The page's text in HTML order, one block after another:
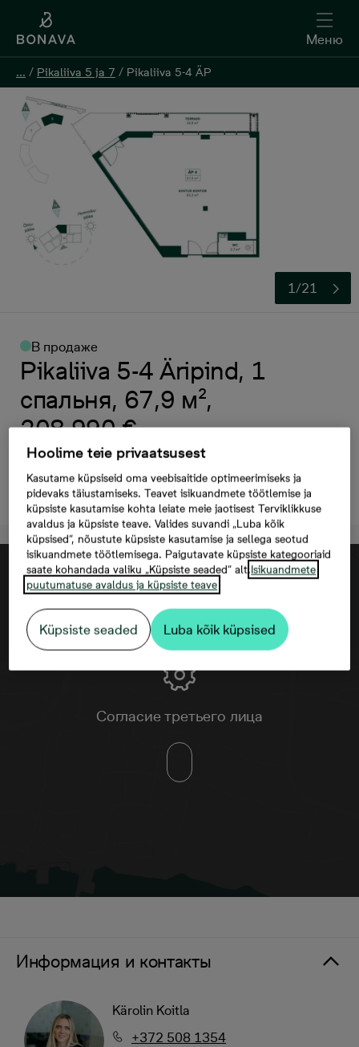
Меню
... / Pikaliiva 5 ja 7 / Pikaliiva 5-4 ÄP
1/21
В продаже
Pikaliiva 5-4 Äripind, 1
спальня, 67,9 м²,
208 990 €
Oставить контактную информацию
Меню
... / Pikaliiva 5 ja 7 / Pikaliiva 5-4 ÄP
Oставить контактную информацию
Согласие третьего лица
Информация и контакты
Kärolin Koitla
+372 508 1354
Hoolime teie privaatsusest
Kasutame küpsiseid oma veebisaitide optimeerimiseks ja
pidevaks täiustamiseks. Teavet isikuandmete töötlemise ja
küpsiste kasutamise kohta leiate meie jaotisest Terviklikkuse
avaldus ja küpsiste teave. Valides suvandi „Luba kõik
küpsised“, nõustute küpsiste kasutamise ja sellega seotud
isikuandmete töötlemisega. Paigutavate küpsiste kategooriaid
saate kohandada valiku „Küpsiste seaded“ alt.Isikuandmete
puutumatuse avaldus ja küpsiste teave
Küpsiste seaded Luba kõik küpsised